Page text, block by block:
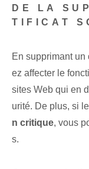
DE LA
TIFICAT
En supprimant
ez affecter le
sites Web qui en
urité. De plus, si
n critique, vous
s.